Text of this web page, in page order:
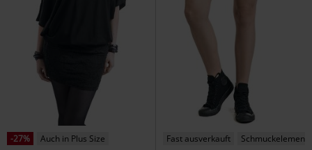
-27%
Auch in Plus Size
Fast ausverkauft
Schmuckelement